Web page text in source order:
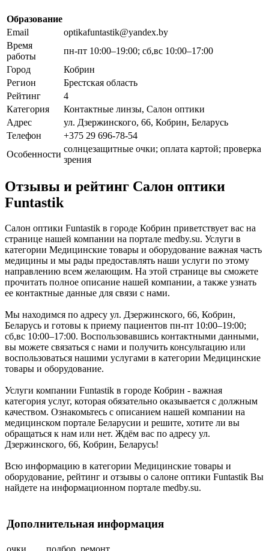
Образование
Email
optikafuntastik@yandex.by
Время
работы
пн-пт 10:00–19:00; сб,вс 10:00–17:00
Город
Кобрин
Регион
Брестская область
Рейтинг
4
Категория
Контактные линзы, Салон оптики
Адрес
ул. Дзержинского, 66, Кобрин, Беларусь
Телефон
+375 29 696-78-54
Особенности
солнцезащитные очки; оплата картой; проверка
зрения
Отзывы и рейтинг Салон оптики
Funtastik
Салон оптики Funtastik в городе Кобрин приветствует вас на
странице нашей компании на портале medby.su. Услуги в
категории Медицинские товары и оборудование важная часть
медицины и мы рады предоставлять наши услуги по этому
направлению всем желающим. На этой странице вы сможете
прочитать полное описание нашей компании, а также узнать
ее контактные данные для связи с нами.
Мы находимся по адресу ул. Дзержинского, 66, Кобрин,
Беларусь и готовы к приему пациентов пн-пт 10:00–19:00;
сб,вс 10:00–17:00. Воспользовавшись контактными данными,
вы можете связаться с нами и получить консультацию или
воспользоваться нашими услугами в категории Медицинские
товары и оборудование.
Услуги компании Funtastik в городе Кобрин - важная
категория услуг, которая обязательно оказывается с должным
качеством. Ознакомьтесь с описанием нашей компании на
медицинском портале Беларусии и решите, хотите ли вы
обращаться к нам или нет. Ждём вас по адресу ул.
Дзержинского, 66, Кобрин, Беларусь!
Всю информацию в категории Медицинские товары и
оборудование, рейтинг и отзывы о салоне оптики Funtastik Вы
найдете на информационном портале medby.su.
Дополнительная информация